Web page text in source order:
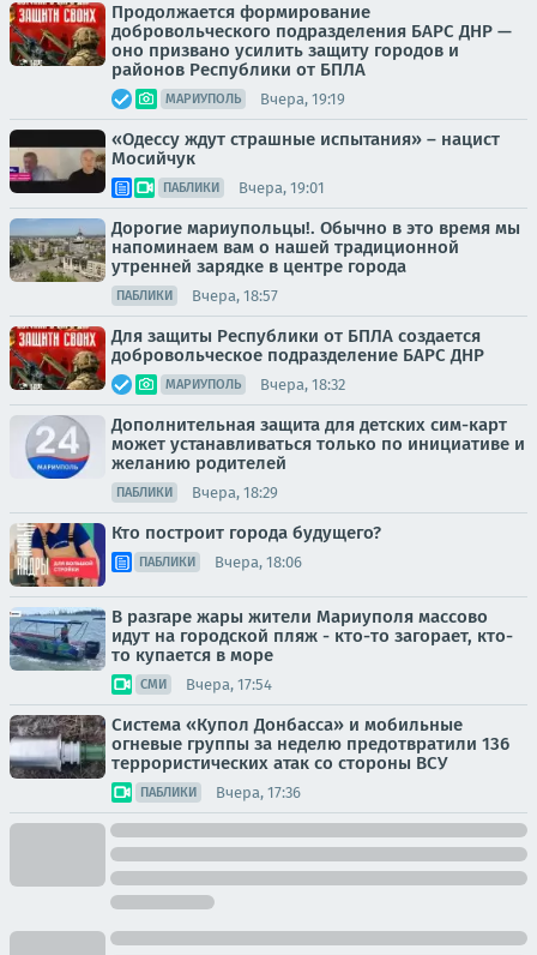
Продолжается формирование
добровольческого подразделения БАРС ДНР —
оно призвано усилить защиту городов и
районов Республики от БПЛА
МАРИУПОЛЬ Вчера, 19:19
«Одессу ждут страшные испытания» – нацист
Мосийчук
ПАБЛИКИ Вчера, 19:01
Дорогие мариупольцы!. Обычно в это время мы
напоминаем вам о нашей традиционной
утренней зарядке в центре города
ПАБЛИКИ Вчера, 18:57
Для защиты Республики от БПЛА создается
добровольческое подразделение БАРС ДНР
МАРИУПОЛЬ Вчера, 18:32
Дополнительная защита для детских сим-карт
может устанавливаться только по инициативе и
желанию родителей
ПАБЛИКИ Вчера, 18:29
Кто построит города будущего?
ПАБЛИКИ Вчера, 18:06
В разгаре жары жители Мариуполя массово
идут на городской пляж - кто-то загорает, кто-
то купается в море
СМИ Вчера, 17:54
Система «Купол Донбасса» и мобильные
огневые группы за неделю предотвратили 136
террористических атак со стороны ВСУ
ПАБЛИКИ Вчера, 17:36